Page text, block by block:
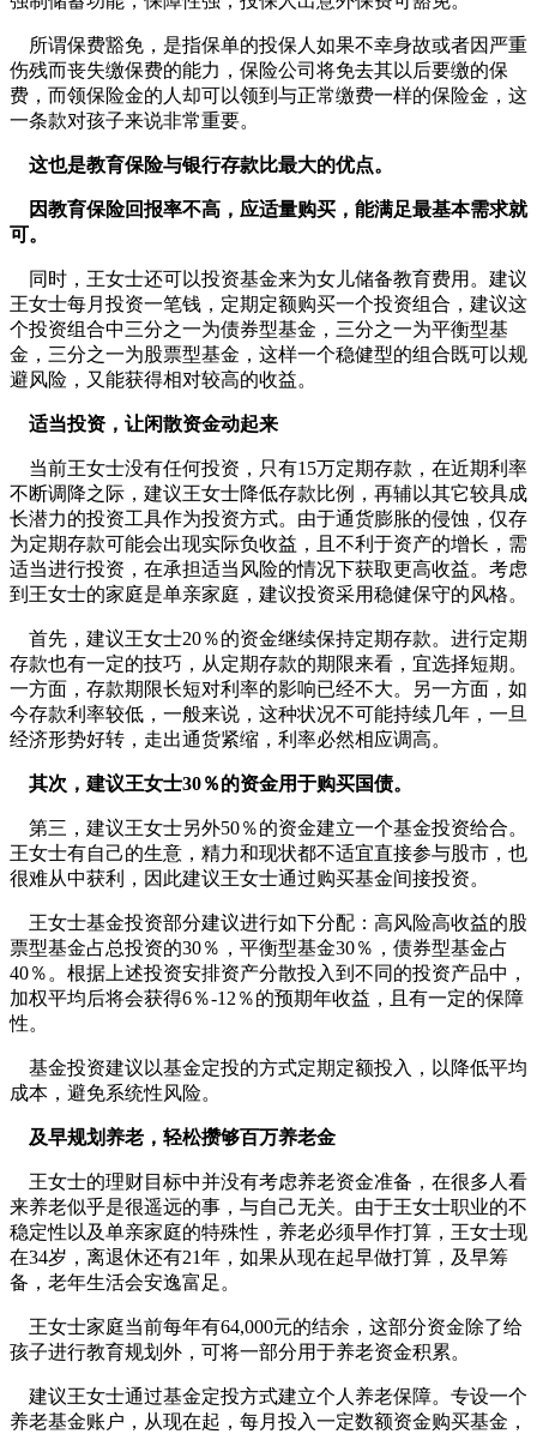
所谓保费豁免，是指保单的投保人如果不幸身故或者因严重
伤残而丧失缴保费的能力，保险公司将免去其以后要缴的保
费，而领保险金的人却可以领到与正常缴费一样的保险金，这
一条款对孩子来说非常重要。
这也是教育保险与银行存款比最大的优点。
因教育保险回报率不高，应适量购买，能满足最基本需求就
可。
同时，王女士还可以投资基金来为女儿储备教育费用。建议
王女士每月投资一笔钱，定期定额购买一个投资组合，建议这
个投资组合中三分之一为债券型基金，三分之一为平衡型基
金，三分之一为股票型基金，这样一个稳健型的组合既可以规
避风险，又能获得相对较高的收益。
适当投资，让闲散资金动起来
当前王女士没有任何投资，只有15万定期存款，在近期利率
不断调降之际，建议王女士降低存款比例，再辅以其它较具成
长潜力的投资工具作为投资方式。由于通货膨胀的侵蚀，仅存
为定期存款可能会出现实际负收益，且不利于资产的增长，需
适当进行投资，在承担适当风险的情况下获取更高收益。考虑
到王女士的家庭是单亲家庭，建议投资采用稳健保守的风格。
首先，建议王女士20％的资金继续保持定期存款。进行定期
存款也有一定的技巧，从定期存款的期限来看，宜选择短期。
一方面，存款期限长短对利率的影响已经不大。另一方面，如
今存款利率较低，一般来说，这种状况不可能持续几年，一旦
经济形势好转，走出通货紧缩，利率必然相应调高。
其次，建议王女士30％的资金用于购买国债。
第三，建议王女士另外50％的资金建立一个基金投资给合。
王女士有自己的生意，精力和现状都不适宜直接参与股市，也
很难从中获利，因此建议王女士通过购买基金间接投资。
王女士基金投资部分建议进行如下分配：高风险高收益的股
票型基金占总投资的30％，平衡型基金30％，债券型基金占
40％。根据上述投资安排资产分散投入到不同的投资产品中，
加权平均后将会获得6％-12％的预期年收益，且有一定的保障
性。
基金投资建议以基金定投的方式定期定额投入，以降低平均
成本，避免系统性风险。
及早规划养老，轻松攒够百万养老金
王女士的理财目标中并没有考虑养老资金准备，在很多人看
来养老似乎是很遥远的事，与自己无关。由于王女士职业的不
稳定性以及单亲家庭的特殊性，养老必须早作打算，王女士现
在34岁，离退休还有21年，如果从现在起早做打算，及早筹
备，老年生活会安逸富足。
王女士家庭当前每年有64,000元的结余，这部分资金除了给
孩子进行教育规划外，可将一部分用于养老资金积累。
建议王女士通过基金定投方式建立个人养老保障。专设一个
养老基金账户，从现在起，每月投入一定数额资金购买基金，